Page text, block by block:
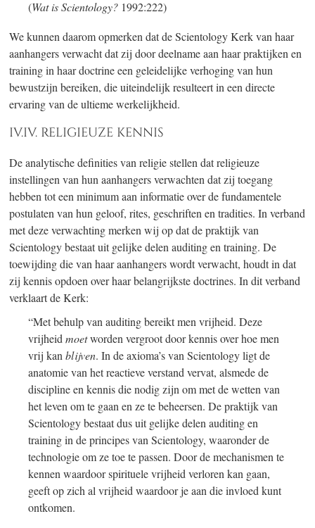
(Wat is Scientology? 1992:222)
We kunnen daarom opmerken dat de Scientology Kerk van haar
aanhangers verwacht dat zij door deelname aan haar praktijken en
training in haar doctrine een geleidelijke verhoging van hun
bewustzijn bereiken, die uiteindelijk resulteert in een directe
ervaring van de ultieme werkelijkheid.
IV.IV. RELIGIEUZE KENNIS
De analytische definities van religie stellen dat religieuze
instellingen van hun aanhangers verwachten dat zij toegang
hebben tot een minimum aan informatie over de fundamentele
postulaten van hun geloof, rites, geschriften en tradities. In verband
met deze verwachting merken wij op dat de praktijk van
Scientology bestaat uit gelijke delen auditing en training. De
toewijding die van haar aanhangers wordt verwacht, houdt in dat
zij kennis opdoen over haar belangrijkste doctrines. In dit verband
verklaart de Kerk:
“Met behulp van auditing bereikt men vrijheid. Deze
vrijheid moetworden vergroot door kennis over hoe men
vrij kan blijven. In de axioma’s van Scientology ligt de
anatomie van het reactieve verstand vervat, alsmede de
discipline en kennis die nodig zijn om met de wetten van
het leven om te gaan en ze te beheersen. De praktijk van
Scientology bestaat dus uit gelijke delen auditing en
training in de principes van Scientology, waaronder de
technologie om ze toe te passen. Door de mechanismen te
kennen waardoor spirituele vrijheid verloren kan gaan,
geeft op zich al vrijheid waardoor je aan die invloed kunt
ontkomen.